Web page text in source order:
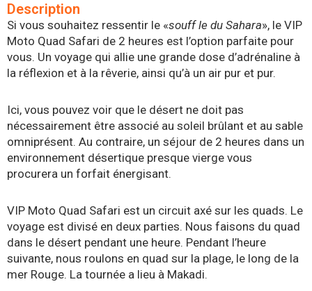
Description
Si vous souhaitez ressentir le «souff le du Sahara», le VIP
Moto Quad Safari de 2 heures est l’option parfaite pour
vous. Un voyage qui allie une grande dose d’adrénaline à
la réflexion et à la rêverie, ainsi qu’à un air pur et pur.
Ici, vous pouvez voir que le désert ne doit pas
nécessairement être associé au soleil brûlant et au sable
omniprésent. Au contraire, un séjour de 2 heures dans un
environnement désertique presque vierge vous
procurera un forfait énergisant.
VIP Moto Quad Safari est un circuit axé sur les quads. Le
voyage est divisé en deux parties. Nous faisons du quad
dans le désert pendant une heure. Pendant l’heure
suivante, nous roulons en quad sur la plage, le long de la
mer Rouge. La tournée a lieu à Makadi.